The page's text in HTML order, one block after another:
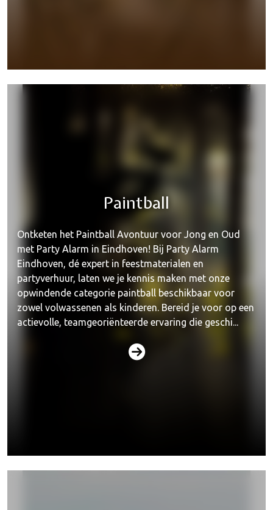
Paintball
Ontketen het Paintball Avontuur voor Jong en Oud
met Party Alarm in Eindhoven! Bij Party Alarm
Eindhoven, dé expert in feestmaterialen en
partyverhuur, laten we je kennis maken met onze
opwindende categorie paintball beschikbaar voor
zowel volwassenen als kinderen. Bereid je voor op een
actievolle, teamgeoriënteerde ervaring die geschi...